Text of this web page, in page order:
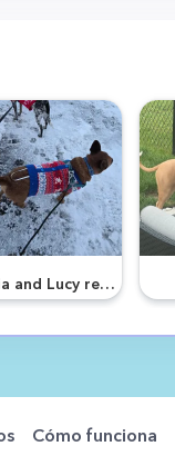
#Mia and Lucy rescued from Friends of the Animal Comunity
Cómo funciona